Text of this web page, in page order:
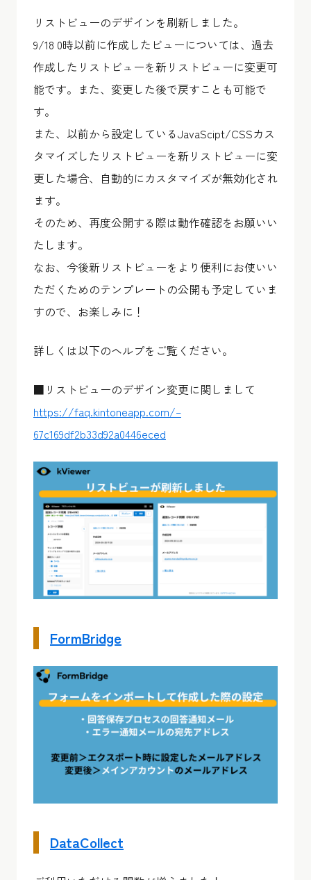
リストビューのデザインを刷新しました。
9/18 0時以前に作成したビューについては、過去
作成したリストビューを新リストビューに変更可
能です。また、変更した後で戻すことも可能で
す。
また、以前から設定しているJavaScipt/CSSカス
タマイズしたリストビューを新リストビューに変
更した場合、自動的にカスタマイズが無効化され
ます。
そのため、再度公開する際は動作確認をお願いい
たします。
なお、今後新リストビューをより便利にお使いい
ただくためのテンプレートの公開も予定していま
すので、お楽しみに！
詳しくは以下のヘルプをご覧ください。
■リストビューのデザイン変更に関しまして
https://faq.kintoneapp.com/–
67c169df2b33d92a0446eced
FormBridge
DataCollect